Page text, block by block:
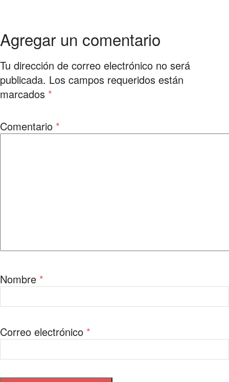
Agregar un comentario
Tu dirección de correo electrónico no será
publicada. Los campos requeridos están
marcados *
Comentario *
Nombre *
Correo electrónico *